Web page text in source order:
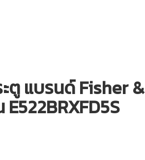
ตู แบรนด์ Fisher &